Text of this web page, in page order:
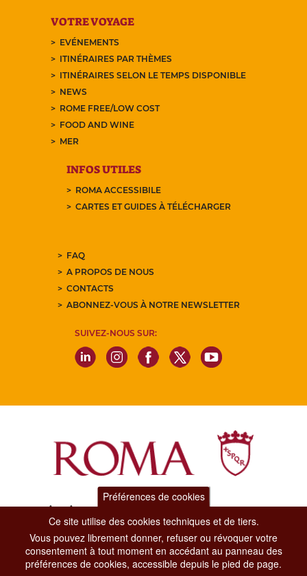
VOTRE VOYAGE
EVÉNEMENTS
ITINÉRAIRES PAR THÈMES
ITINÉRAIRES SELON LE TEMPS DISPONIBLE
NEWS
ROME FREE/LOW COST
FOOD AND WINE
MER
INFOS UTILES
ROMA ACCESSIBILE
CARTES ET GUIDES À TÉLÉCHARGER
FAQ
A PROPOS DE NOUS
CONTACTS
ABONNEZ-VOUS À NOTRE NEWSLETTER
SUIVEZ-NOUS SUR:
Dipartimento Grandi Eventi, Sport, Turismo e Moda.
Via di San Basilio, 51
00187 Roma
Préférences de cookies
Ce site utilise des cookies techniques et de tiers.
Vous pouvez librement donner, refuser ou révoquer votre
consentement à tout moment en accédant au panneau des
préférences de cookies, accessible depuis le pied de page.